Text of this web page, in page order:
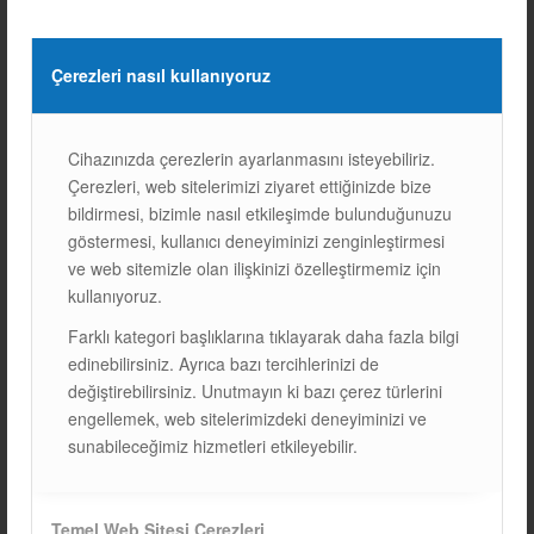
Çerezleri nasıl kullanıyoruz
Cihazınızda çerezlerin ayarlanmasını isteyebiliriz.
Çerezleri, web sitelerimizi ziyaret ettiğinizde bize
bildirmesi, bizimle nasıl etkileşimde bulunduğunuzu
göstermesi, kullanıcı deneyiminizi zenginleştirmesi
ve web sitemizle olan ilişkinizi özelleştirmemiz için
kullanıyoruz.
Farklı kategori başlıklarına tıklayarak daha fazla bilgi
edinebilirsiniz. Ayrıca bazı tercihlerinizi de
değiştirebilirsiniz. Unutmayın ki bazı çerez türlerini
engellemek, web sitelerimizdeki deneyiminizi ve
sunabileceğimiz hizmetleri etkileyebilir.
İzmir / 10 kWp ISOFLAT S13 Düz Çatı Sistemi
KAHRAMANMARAŞ / 117